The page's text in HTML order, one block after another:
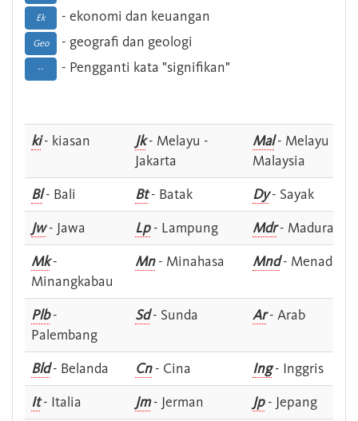
Ek - ekonomi dan keuangan
Geo - geografi dan geologi
-- - Pengganti kata "signifikan"
ki- kiasan Jk- Melayu -
Jakarta
Mal- Melayu -
Malaysia
Bl- Bali Bt- Batak Dy- Sayak
Jw- Jawa Lp- Lampung Mdr- Madura
Mk-
Minangkabau
Mn- Minahasa Mnd- Menado
Plb-
Palembang
Sd- Sunda Ar- Arab
Bld- Belanda Cn- Cina Ing- Inggris
It- Italia Jm- Jerman Jp- Jepang